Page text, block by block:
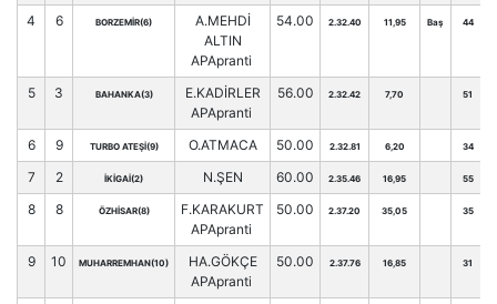
4 6 BORZEMİR(6)
A.MEHDİ
ALTIN
APApranti
54.00 2.32.40 11,95 Baş 44
5 3 BAHANKA(3)
E.KADİRLER
APApranti
56.00 2.32.42 7,70 51
6 9 TURBO ATEŞİ(9) O.ATMACA 50.00 2.32.81 6,20 34
7 2 İKİGAİ(2) N.ŞEN 60.00 2.35.46 16,95 55
8 8 ÖZHİSAR(8)
F.KARAKURT
APApranti
50.00 2.37.20 35,05 35
9 10 MUHARREMHAN(10)
HA.GÖKÇE
APApranti
50.00 2.37.76 16,85 31